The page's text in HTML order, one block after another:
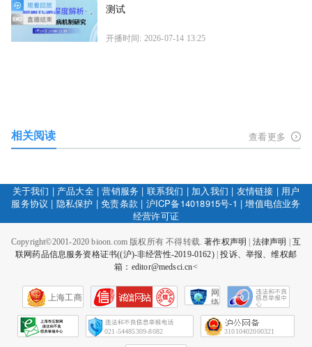
测试
开播时间: 2026-07-14 13:25
相关阅读 查看更多
关于我们 | 产品大全|营销服务 | 联系我们 | 加入我们 | 友情链接 | 用户
服务协议 | 隐私保护 |免责条款 | 沪ICP备14018915号-1 |增值电信业务
经营许可证
Copyright©2001-2020 bioon.com 版权所有 不得转载.著作权声明 法律声明
互
联网药品信息服务资格证书((沪)-非经营性-2019-0162)|投诉、举报、维权邮
箱：editor@medsci.cn<
上海工商
网
络
会
征
021-54485309-8082 31010402000321